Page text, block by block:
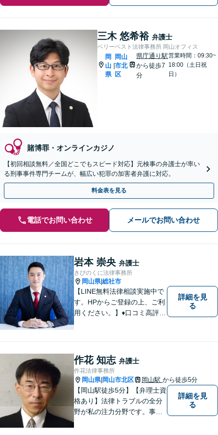
三木 悠希裕 弁護士
ベリーベスト法律事務所 岡山オフィス
岡
山
県
|
岡山
市北
区
県庁通り駅
から徒歩7
分
営業時間：09:30~
18:00（土日祝
日）
賭博罪・オンラインカジノ
【初回相談無料／全国どこでもスピード対応】元検事の弁護士が率い
る刑事事件専門チームが、幅広い犯罪の加害者弁護に対応。
料金表を見る
電話でお問い合わせ メールでお問い合わせ
岩本 崇央 弁護士
きびのくに法律事務所
岡山県|総社市
【LINE無料法律相談実施中で
す。HPからご登録の上、ご利
用ください。】♦口コミ高評価
大の理解者として活動いたし
ます。【完全個室】【初回３
０分無料面談】
詳細を見
る
作花 知志 弁護士
作花法律事務所
岡山県| 岡山市北区 岡山駅 から徒歩5分
【岡山駅徒歩5分】【弁理士資
格あり】法律トラブルの全分
野が私の注力分野です。事務
詳細を見
る